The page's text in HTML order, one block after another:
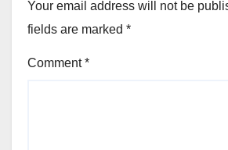
Your email address will not be
fields are marked *
Comment*